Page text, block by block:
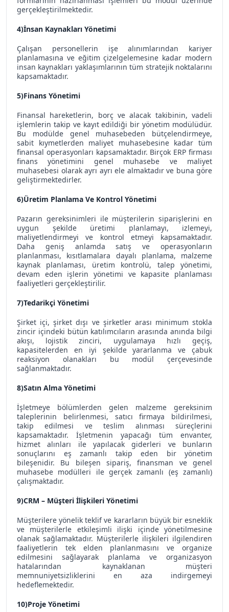
gerçekleştirilmektedir.
4)İnsan Kaynakları Yönetimi
Çalışan personellerin işe alınımlarından kariyer
planlamasına ve eğitim çizelgelemesine kadar modern
insan kaynakları yaklaşımlarının tüm stratejik noktalarını
kapsamaktadır.
5)Finans Yönetimi
Finansal hareketlerin, borç ve alacak takibinin, vadeli
işlemlerin takip ve kayıt edildiği bir yönetim modülüdür.
Bu modülde genel muhasebeden bütçelendirmeye,
sabit kıymetlerden maliyet muhasebesine kadar tüm
finansal operasyonları kapsamaktadır. Birçok ERP firması
finans yönetimini genel muhasebe ve maliyet
muhasebesi olarak ayrı ayrı ele almaktadır ve buna göre
geliştirmektedirler.
6)Üretim Planlama Ve Kontrol Yönetimi
Pazarın gereksinimleri ile müşterilerin siparişlerini en
uygun şekilde üretimi planlamayı, izlemeyi,
maliyetlendirmeyi ve kontrol etmeyi kapsamaktadır.
Daha geniş anlamda satış ve operasyonların
planlanması, kısıtlamalara dayalı planlama, malzeme
kaynak planlaması, üretim kontrolü, talep yönetimi,
devam eden işlerin yönetimi ve kapasite planlaması
faaliyetleri gerçekleştirilir.
7)Tedarikçi Yönetimi
Şirket içi, şirket dışı ve şirketler arası minimum stokla
zincir içindeki bütün katılımcıların arasında anında bilgi
akışı, lojistik zinciri, uygulamaya hızlı geçiş,
kapasitelerden en iyi şekilde yararlanma ve çabuk
reaksiyon olanakları bu modül çerçevesinde
sağlanmaktadır.
8)Satın Alma Yönetimi
İşletmeye bölümlerden gelen malzeme gereksinim
taleplerinin belirlenmesi, satıcı firmaya bildirilmesi,
takip edilmesi ve teslim alınması süreçlerini
kapsamaktadır. İşletmenin yapacağı tüm envanter,
hizmet alınları ile yapılacak giderleri ve bunların
sonuçlarını eş zamanlı takip eden bir yönetim
bileşenidir. Bu bileşen sipariş, finansman ve genel
muhasebe modülleri ile gerçek zamanlı (eş zamanlı)
çalışmaktadır.
9)CRM – Müşteri İlişkileri Yönetimi
Müşterilere yönelik teklif ve kararların büyük bir esneklik
ve müşterilerle etkileşimli ilişki içinde yönetilmesine
olanak sağlamaktadır. Müşterilerle ilişkileri ilgilendiren
faaliyetlerin tek elden planlanmasını ve organize
edilmesini sağlayarak planlama ve organizasyon
hatalarından kaynaklanan müşteri
memnuniyetsizliklerini en aza indirgemeyi
hedeflemektedir.
10)Proje Yönetimi